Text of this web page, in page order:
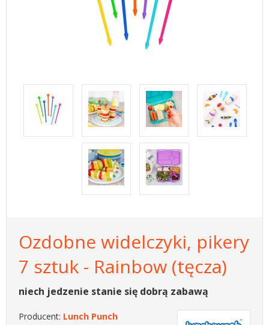
Ozdobne widelczyki, pikery
7 sztuk - Rainbow (tęcza)
niech jedzenie stanie się dobrą zabawą
Producent: Lunch Punch